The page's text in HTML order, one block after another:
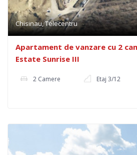
Chisinau, Telecentru
Apartament de vanzare cu 2
Estate Sunrise III
2 Camere Etaj 3/12